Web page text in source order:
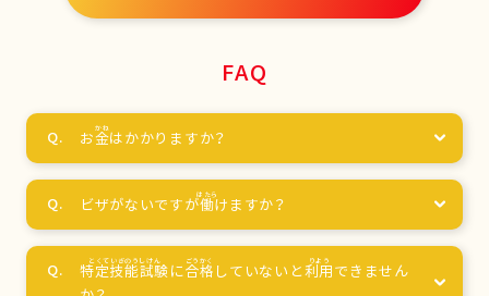
FAQ
お金はかかりますか？
ビザがないですが働けますか？
特定技能試験に合格 していないと利用 できません